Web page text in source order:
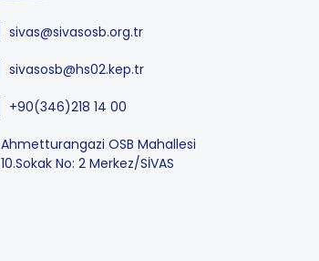
sivas@sivasosb.org.tr
sivasosb@hs02.kep.tr
+90(346)218 14 00
Ahmetturangazi OSB Mahallesi
10.Sokak No: 2 Merkez/SİVAS